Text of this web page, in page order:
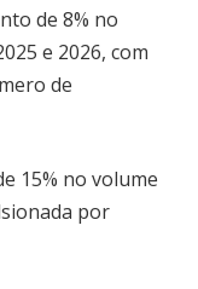
de 8% no
e 2026, com
de
15% no volume
por